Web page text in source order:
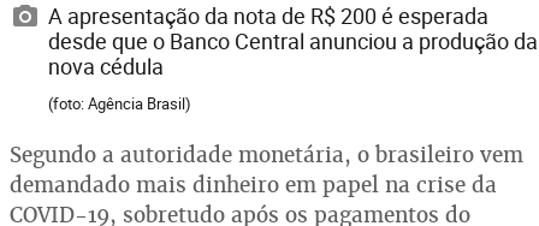
A apresentação da nota de R$ 200 é esperada
desde que o Banco Central anunciou a produção da
nova cédula
(foto: Agência Brasil)
Segundo a autoridade monetária, o brasileiro vem
demandado mais dinheiro em papel na crise da
COVID-19, sobretudo após os pagamentos do